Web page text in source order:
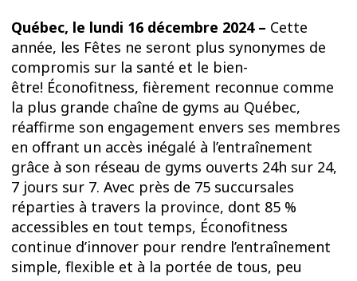
Québec, le lundi 16 décembre 2024 – Cette
année, les Fêtes ne seront plus synonymes de
compromis sur la santé et le bien-
être! Éconofitness, fièrement reconnue comme
la plus grande chaîne de gyms au Québec,
réaffirme son engagement envers ses membres
en offrant un accès inégalé à l’entraînement
grâce à son réseau de gyms ouverts 24h sur 24,
7 jours sur 7. Avec près de 75 succursales
réparties à travers la province, dont 85 %
accessibles en tout temps, Éconofitness
continue d’innover pour rendre l’entraînement
simple, flexible et à la portée de tous, peu